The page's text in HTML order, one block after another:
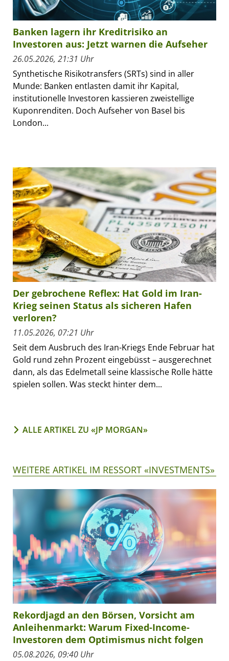
Banken lagern ihr Kreditrisiko an
Investoren aus: Jetzt warnen die Aufseher
26.05.2026, 21:31 Uhr
Synthetische Risikotransfers (SRTs) sind in aller
Munde: Banken entlasten damit ihr Kapital,
institutionelle Investoren kassieren zweistellige
Kuponrenditen. Doch Aufseher von Basel bis
London...
Der gebrochene Reflex: Hat Gold im Iran-
Krieg seinen Status als sicheren Hafen
verloren?
11.05.2026, 07:21 Uhr
Seit dem Ausbruch des Iran-Kriegs Ende Februar hat
Gold rund zehn Prozent eingebüsst – ausgerechnet
dann, als das Edelmetall seine klassische Rolle hätte
spielen sollen. Was steckt hinter dem...
ALLE ARTIKEL ZU «JP MORGAN»
WEITERE ARTIKEL IM RESSORT «INVESTMENTS»
Rekordjagd an den Börsen, Vorsicht am
Anleihenmarkt: Warum Fixed-Income-
Investoren dem Optimismus nicht folgen
05.08.2026, 09:40 Uhr